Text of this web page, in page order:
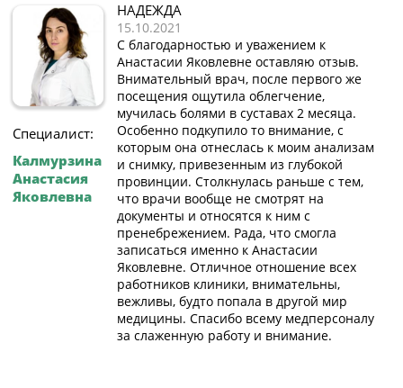
Специалист:
Калмурзина
Анастасия
Яковлевна
НАДЕЖДА
15.10.2021
С благодарностью и уважением к
Анастасии Яковлевне оставляю отзыв.
Внимательный врач, после первого же
посещения ощутила облегчение,
мучилась болями в суставах 2 месяца.
Особенно подкупило то внимание, с
которым она отнеслась к моим анализам
и снимку, привезенным из глубокой
провинции. Столкнулась раньше с тем,
что врачи вообще не смотрят на
документы и относятся к ним с
пренебрежением. Рада, что смогла
записаться именно к Анастасии
Яковлевне. Отличное отношение всех
работников клиники, внимательны,
вежливы, будто попала в другой мир
медицины. Спасибо всему медперсоналу
за слаженную работу и внимание.